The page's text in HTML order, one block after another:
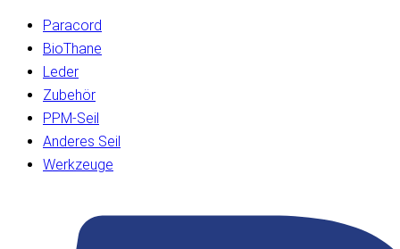
Paracord
BioThane
Leder
Zubehör
PPM-Seil
Anderes Seil
Werkzeuge